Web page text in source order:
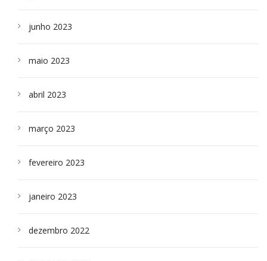
junho 2023
maio 2023
abril 2023
março 2023
fevereiro 2023
janeiro 2023
dezembro 2022